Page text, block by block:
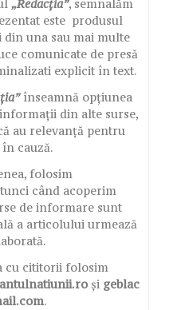
„Redacția”, semnalăm
este produsul
una sau mai multe
comunicate de presă
explicit în text.
înseamnă opțiunea
din alte surse,
au relevanță pentru
cauză.
folosim
când acoperim
de informare sunt
a articolului urmează
cititorii folosim
și geblac
.